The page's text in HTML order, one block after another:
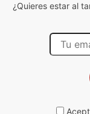
¿Quieres estar al